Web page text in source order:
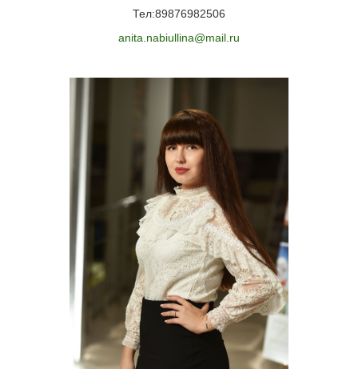
Тел:89876982506
anita.nabiullina@mail.ru